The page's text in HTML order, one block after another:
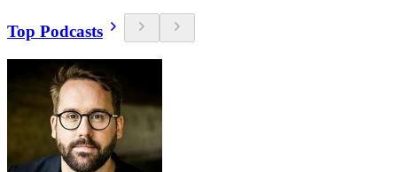
Top Podcasts